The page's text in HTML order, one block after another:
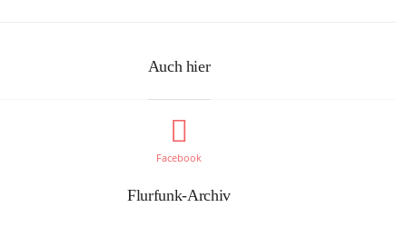
Auch hier
Facebook
Flurfunk-Archiv